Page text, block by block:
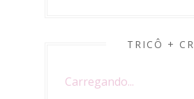
TRICÔ +
Carregando...